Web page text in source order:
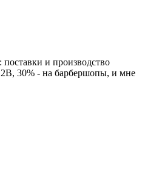
и производство
30% - на барбершопы, и мне